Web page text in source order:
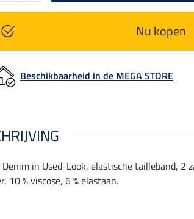
Nu kopen
Beschikbaarheid in de MEGA STORE
in Used-Look, elastische tailleband, 2
10 % viscose, 6 % elastaan.